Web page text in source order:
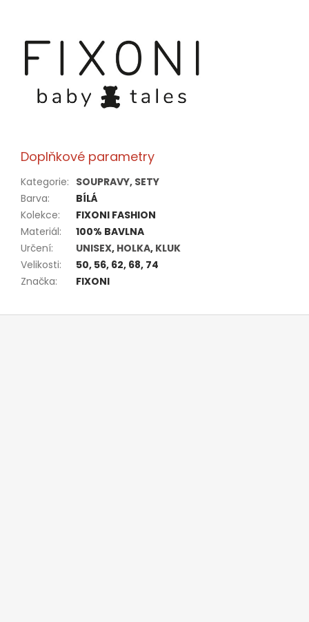
Doplňkové parametry
Kategorie: SOUPRAVY, SETY
Barva:
BÍLÁ
Kolekce:
FIXONI FASHION
Materiál:
100% BAVLNA
Určení: UNISEX, HOLKA, KLUK
Velikosti:
50, 56, 62, 68, 74
Značka: FIXONI
Z